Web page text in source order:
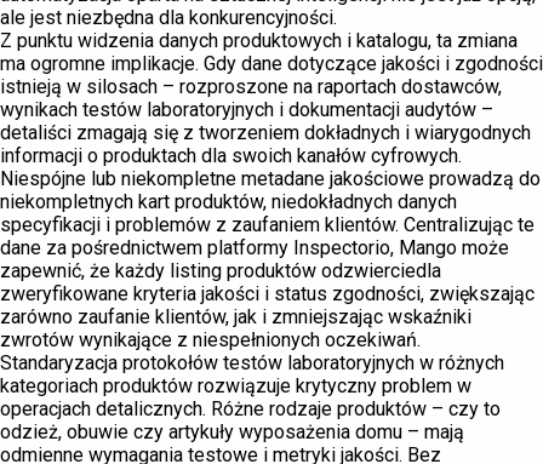
ale jest niezbędna dla konkurencyjności.
Z punktu widzenia danych produktowych i katalogu, ta zmiana
ma ogromne implikacje. Gdy dane dotyczące jakości i zgodności
istnieją w silosach – rozproszone na raportach dostawców,
wynikach testów laboratoryjnych i dokumentacji audytów –
detaliści zmagają się z tworzeniem dokładnych i wiarygodnych
informacji o produktach dla swoich kanałów cyfrowych.
Niespójne lub niekompletne metadane jakościowe prowadzą do
niekompletnych kart produktów, niedokładnych danych
specyfikacji i problemów z zaufaniem klientów. Centralizując te
dane za pośrednictwem platformy Inspectorio, Mango może
zapewnić, że każdy listing produktów odzwierciedla
zweryfikowane kryteria jakości i status zgodności, zwiększając
zarówno zaufanie klientów, jak i zmniejszając wskaźniki
zwrotów wynikające z niespełnionych oczekiwań.
Standaryzacja protokołów testów laboratoryjnych w różnych
kategoriach produktów rozwiązuje krytyczny problem w
operacjach detalicznych. Różne rodzaje produktów – czy to
odzież, obuwie czy artykuły wyposażenia domu – mają
odmienne wymagania testowe i metryki jakości. Bez